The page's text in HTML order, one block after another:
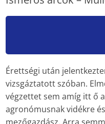
Érettségi után
vizsgáztatott szóban.
végzettet sem amíg itt ő
agronómusnak vidékre